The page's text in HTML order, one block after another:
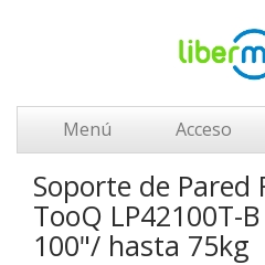
Menú Acceso
Soporte de Pared
TooQ LP42100T-
100"/ hasta 75kg